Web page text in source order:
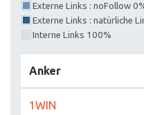
Externe Links : noFollow
Externe Links : natürliche
Interne Links 100%
Anker
1WIN